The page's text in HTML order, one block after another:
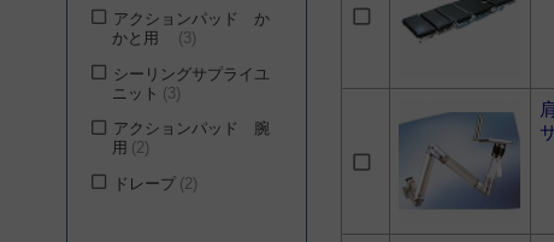
気管食道科
59
美容外科
その他（教育・介護・
獣医関係）
小児科 35
アクションパッド か
かと用
3
シーリングサプライユ
ニット
3
アクションパッド 腕
用
2
ドレープ 2